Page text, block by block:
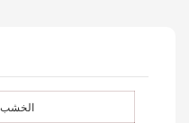
الخشب المطلي بالبودرة